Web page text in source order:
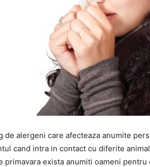
de alergeni care afecteaza anumite
cand intra in contact cu diferite
primavara exista anumiti oameni pentru